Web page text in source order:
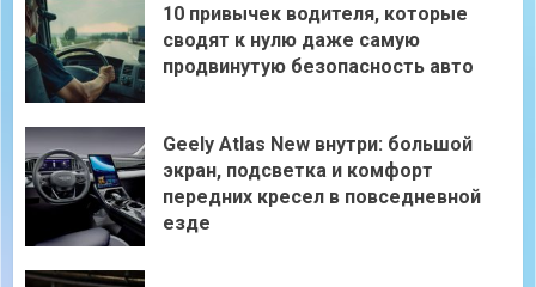
10 привычек водителя, которые
сводят к нулю даже самую
продвинутую безопасность авто
Geely Atlas New внутри: большой
экран, подсветка и комфорт
передних кресел в повседневной
езде